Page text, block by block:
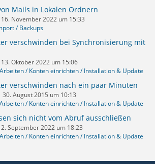
Mails in Lokalen Ordnern
16. November 2022 um 15:33
/ Backups
verschwinden bei Synchronisierung mit
13. Oktober 2022 um 15:06
/ Konten einrichten / Installation & Update
verschwinden nach ein paar Minuten
30. August 2015 um 10:13
/ Konten einrichten / Installation & Update
sich nicht vom Abruf ausschließen
September 2022 um 18:23
/ Konten einrichten / Installation & Update